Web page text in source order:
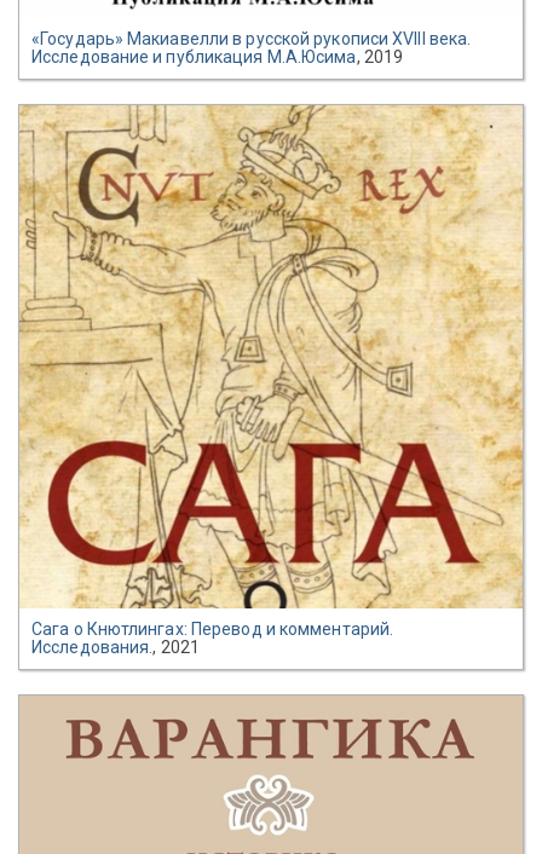
«Государь» Макиавелли в русской рукописи XVIII века.
Исследование и публикация М.А.Юсима, 2019
Сага о Кнютлингах: Перевод и комментарий.
Исследования., 2021